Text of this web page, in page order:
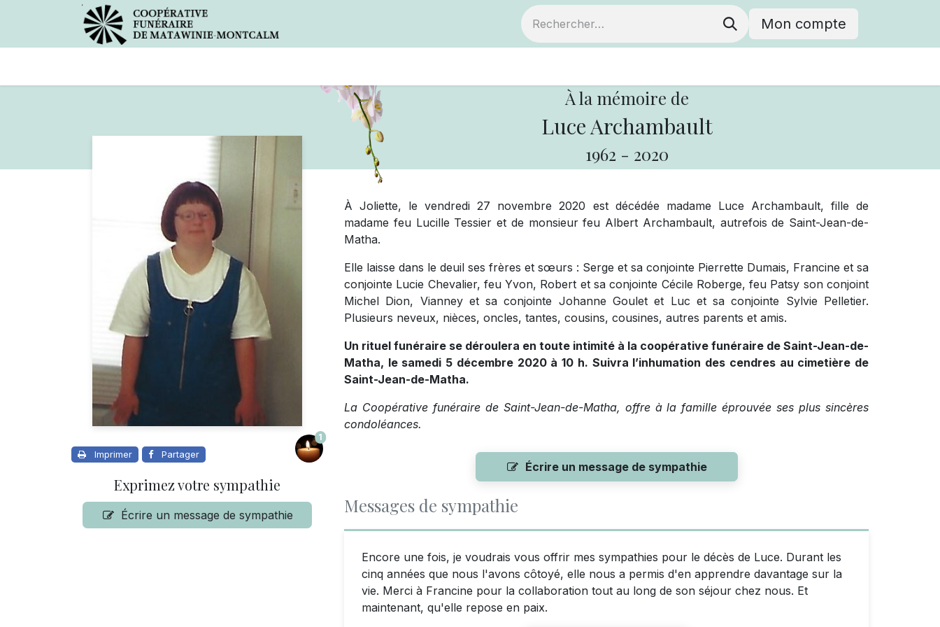
Mon compte
À la mémoire de
Luce Archambault
1962 - 2020
Imprimer Partager
1
Exprimez votre sympathie
Écrire un message de sympathie
À Joliette, le vendredi 27 novembre 2020 est décédée madame Luce Archambault, fille de
madame feu Lucille Tessier et de monsieur feu Albert Archambault, autrefois de Saint-Jean-de-
Matha.
Elle laisse dans le deuil ses frères et sœurs : Serge et sa conjointe Pierrette Dumais, Francine et sa
conjointe Lucie Chevalier, feu Yvon, Robert et sa conjointe Cécile Roberge, feu Patsy son conjoint
Michel Dion, Vianney et sa conjointe Johanne Goulet et Luc et sa conjointe Sylvie Pelletier.
Plusieurs neveux, nièces, oncles, tantes, cousins, cousines, autres parents et amis.
Un rituel funéraire se déroulera en toute intimité à la coopérative funéraire de Saint-Jean-de-
Matha, le samedi 5 décembre 2020 à 10 h. Suivra l’inhumation des cendres au cimetière de
Saint-Jean-de-Matha.
La Coopérative funéraire de Saint-Jean-de-Matha, offre à la famille éprouvée ses plus sincères
condoléances.
Écrire un message de sympathie
Messages de sympathie
Encore une fois, je voudrais vous offrir mes sympathies pour le décès de Luce. Durant les
cinq années que nous l'avons côtoyé, elle nous a permis d'en apprendre davantage sur la
vie. Merci à Francine pour la collaboration tout au long de son séjour chez nous. Et
maintenant, qu'elle repose en paix.